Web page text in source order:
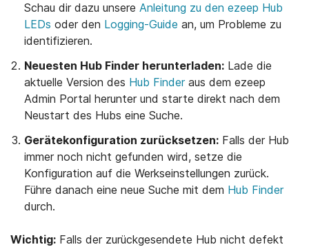
Schau dir dazu unsere Anleitung zu den ezeep Hub
LEDs oder den Logging-Guide an, um Probleme zu
identifizieren.
Neuesten Hub Finder herunterladen: Lade die
aktuelle Version des Hub Finderaus dem ezeep
Admin Portal herunter und starte direkt nach dem
Neustart des Hubs eine Suche.
Gerätekonfiguration zurücksetzen: Falls der Hub
immer noch nicht gefunden wird, setze die
Konfiguration auf die Werkseinstellungen zurück.
Führe danach eine neue Suche mit dem Hub Finder
durch.
Wichtig: Falls der zurückgesendete Hub nicht defekt